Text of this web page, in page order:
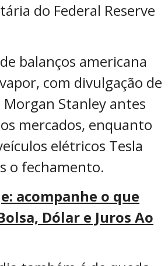
do Federal Reserve
balanços americana
com divulgação de
Stanley antes
mercados, enquanto
elétricos Tesla
o fechamento.
acompanhe o que
Dólar e Juros Ao